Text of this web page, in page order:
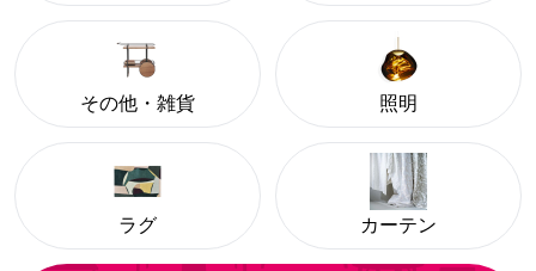
その他・雑貨 照明
ラグ カーテン